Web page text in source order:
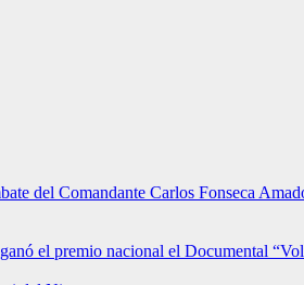
del Comandante Carlos Fonseca
el premio nacional el Documental